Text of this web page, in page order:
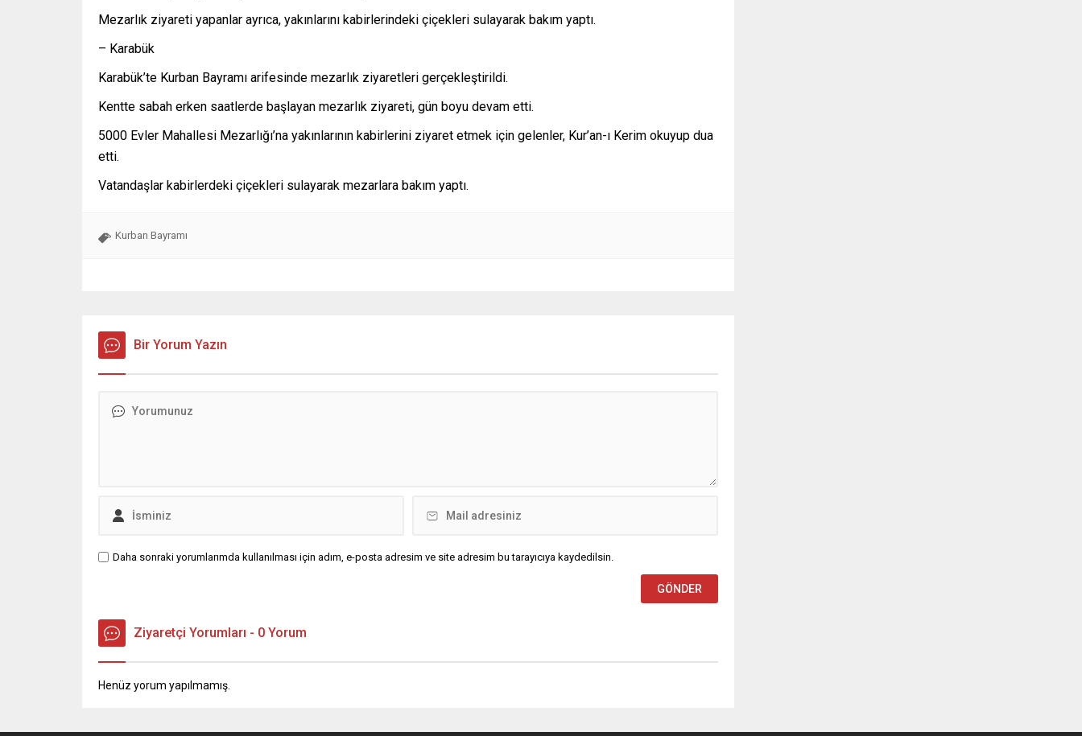
Mezarlık ziyareti yapanlar ayrıca, yakınlarını kabirlerindeki çiçekleri sulayarak bakım yaptı.
– Karabük
Karabük’te Kurban Bayramı arifesinde mezarlık ziyaretleri gerçekleştirildi.
Kentte sabah erken saatlerde başlayan mezarlık ziyareti, gün boyu devam etti.
5000 Evler Mahallesi Mezarlığı’na yakınlarının kabirlerini ziyaret etmek için gelenler, Kur’an-ı Kerim okuyup dua
etti.
Vatandaşlar kabirlerdeki çiçekleri sulayarak mezarlara bakım yaptı.
Kurban Bayramı
Bir Yorum Yazın
Daha sonraki yorumlarımda kullanılması için adım, e-posta adresim ve site adresim bu tarayıcıya kaydedilsin.
Ziyaretçi Yorumları - 0 Yorum
Henüz yorum yapılmamış.